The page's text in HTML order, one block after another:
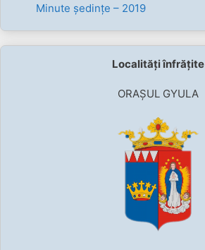
Minute ședințe – 2019
Localități înfrățite
ORAȘUL GYULA